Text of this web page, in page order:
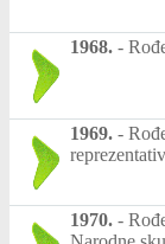
1968. -
1969. -
1970. -